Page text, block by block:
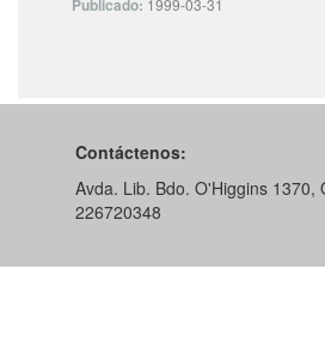
Publicado:
Contáctenos:
Avda. Lib. Bdo. O'Higgins 1370,
226720348